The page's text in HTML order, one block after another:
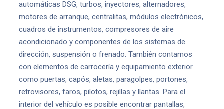
automáticas DSG, turbos, inyectores, alternadores,
motores de arranque, centralitas, módulos electrónicos,
cuadros de instrumentos, compresores de aire
acondicionado y componentes de los sistemas de
dirección, suspensión o frenado. También contamos
con elementos de carrocería y equipamiento exterior
como puertas, capós, aletas, paragolpes, portones,
retrovisores, faros, pilotos, rejillas y llantas. Para el
interior del vehículo es posible encontrar pantallas,